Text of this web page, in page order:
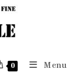
0 Menu